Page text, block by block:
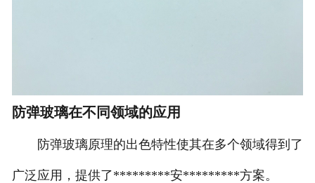
防弹玻璃在不同领域的应用
防弹玻璃原理的出色特性使其在多个领域得到了
广泛应用，提供了*********安*********方案。